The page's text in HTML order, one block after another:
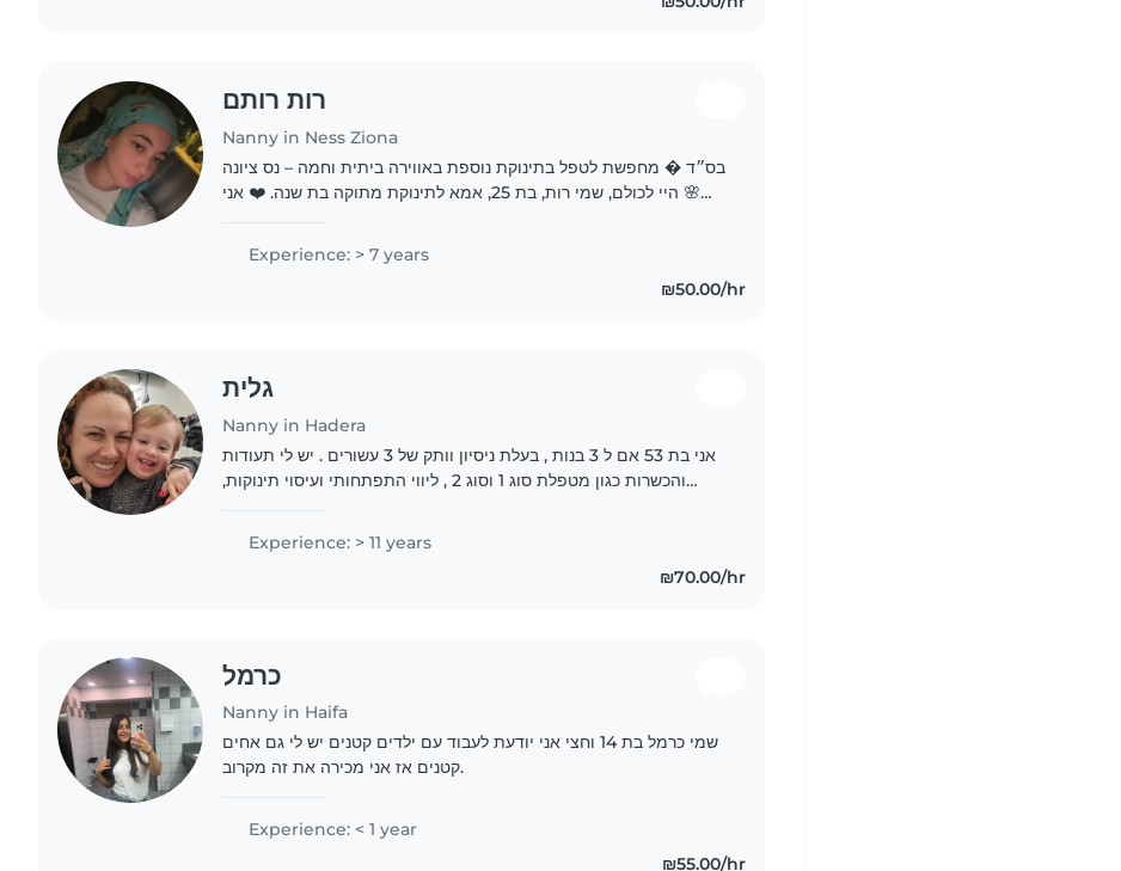
רות רותם
Nanny in Ness Ziona
בס״ד � מחפשת לטפל בתינוקת נוספת באווירה ביתית וחמה – נס ציונה
🌸 היי לכולם, שמי רות, בת 25, אמא לתינוקת מתוקה בת שנה. ❤️ אני
Experience: > 7 years
₪50.00/hr
גלית
Nanny in Hadera
אני בת 53 אם ל 3 בנות , בעלת ניסיון וותק של 3 עשורים . יש לי תעודות
והכשרות כגון מטפלת סוג 1 וסוג 2 , ליווי התפתחותי ועיסוי תינוקות,
Experience: > 11 years
₪70.00/hr
כרמל
Nanny in Haifa
שמי כרמל בת 14 וחצי אני יודעת לעבוד עם ילדים קטנים יש לי גם אחים
קטנים אז אני מכירה את זה מקרוב.
Experience: < 1 year
₪55.00/hr